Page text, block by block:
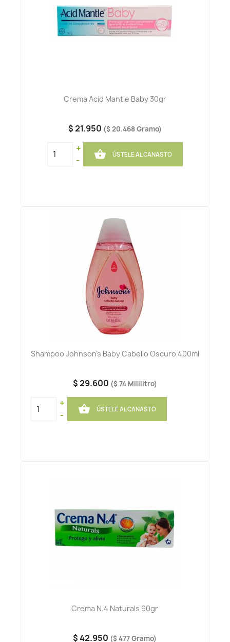
Crema Acid Mantle Baby 30gr
$ 21.950 ($ 20.468 Gramo)
+
-
 ÚSTELE AL CANASTO
Shampoo Johnson's Baby Cabello Oscuro 400ml
$ 29.600 ($ 74 Mililitro)
+
-
 ÚSTELE AL CANASTO
Crema N.4 Naturals 90gr
$ 42.950 ($ 477 Gramo)